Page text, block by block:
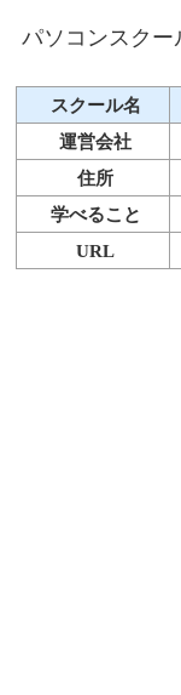
パソコンスクー
スクール名
運営会社
住所
学べること
URL